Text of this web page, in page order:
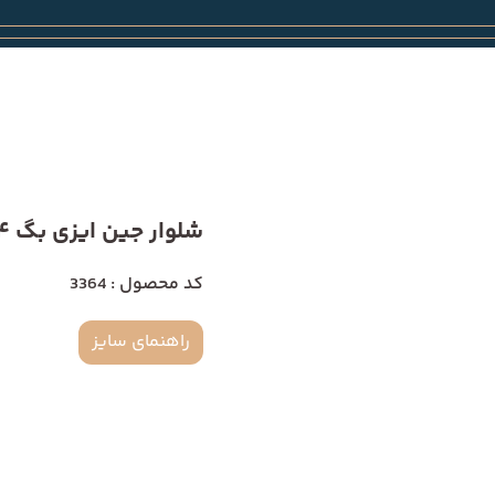
شلوار جین ایزی بگ 3364
کد محصول : 3364
راهنمای سایز